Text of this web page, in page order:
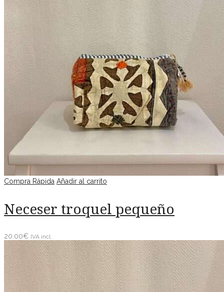
Compra Rápida Añadir al carrito
Neceser troquel pequeño
20.00€ IVA incl.